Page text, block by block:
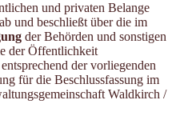
und privaten Belange
und beschließt über die im
der Behörden und sonstigen
der Öffentlichkeit
entsprechend der vorliegenden
für die Beschlussfassung im
Waldkirch /